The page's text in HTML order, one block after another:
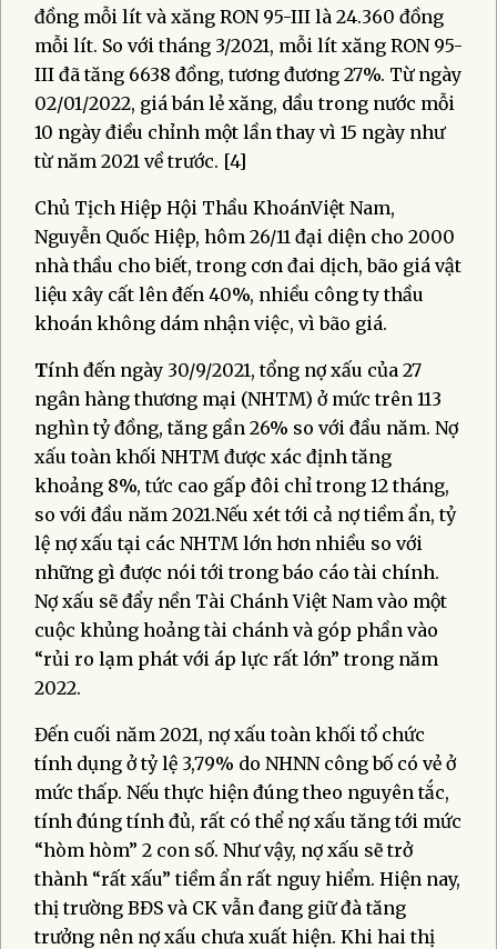
đồng mỗi lít và xăng RON 95-III là 24.360 đồng
mỗi lít. So với tháng 3/2021, mỗi lít xăng RON 95-
III đã tăng 6638 đồng, tương đương 27%. Từ ngày
02/01/2022, giá bán lẻ xăng, dầu trong nước mỗi
10 ngày điều chỉnh một lần thay vì 15 ngày như
từ năm 2021 về trước. [4]
Chủ Tịch Hiệp Hội Thầu KhoánViệt Nam,
Nguyễn Quốc Hiệp, hôm 26/11 đại diện cho 2000
nhà thầu cho biết, trong cơn đai dịch, bão giá vật
liệu xây cất lên đến 40%, nhiều công ty thầu
khoán không dám nhận việc, vì bão giá.
Tính đến ngày 30/9/2021, tổng nợ xấu của 27
ngân hàng thương mại (NHTM) ở mức trên 113
nghìn tỷ đồng, tăng gần 26% so với đầu năm. Nợ
xấu toàn khối NHTM được xác định tăng
khoảng 8%, tức cao gấp đôi chỉ trong 12 tháng,
so với đầu năm 2021.Nếu xét tới cả nợ tiềm ẩn, tỷ
lệ nợ xấu tại các NHTM lớn hơn nhiều so với
những gì được nói tới trong báo cáo tài chính.
Nợ xấu sẽ đẩy nền Tài Chánh Việt Nam vào một
cuộc khủng hoảng tài chánh và góp phần vào
“rủi ro lạm phát với áp lực rất lớn” trong năm
2022.
Đến cuối năm 2021, nợ xấu toàn khối tổ chức
tính dụng ở tỷ lệ 3,79% do NHNN công bố có vẻ ở
mức thấp. Nếu thực hiện đúng theo nguyên tắc,
tính đúng tính đủ, rất có thể nợ xấu tăng tới mức
“hòm hòm” 2 con số. Như vậy, nợ xấu sẽ trở
thành “rất xấu” tiềm ẩn rất nguy hiểm. Hiện nay,
thị trường BĐS và CK vẫn đang giữ đà tăng
trưởng nên nợ xấu chưa xuất hiện. Khi hai thị